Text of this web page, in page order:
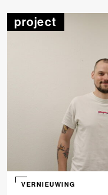
project
VERNIEUWING